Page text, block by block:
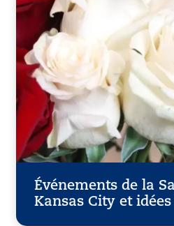
Événements de la
Kansas City et